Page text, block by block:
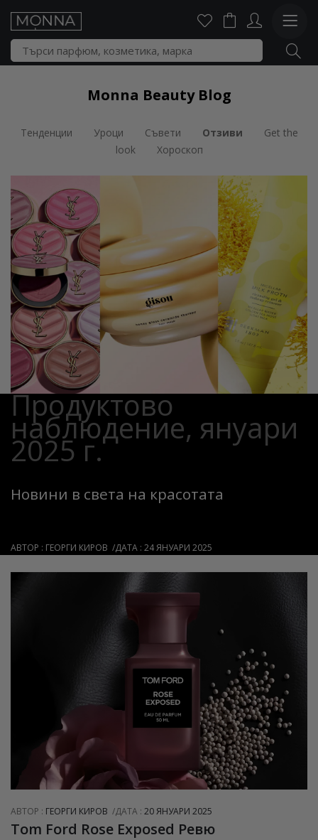
Monna Beauty Blog
Тенденции Уроци Съвети Отзиви
Get the
look
Хороскоп
Продуктово
наблюдение, януари
2025 г.
Новини в света на красотата
АВТОР : ГЕОРГИ КИРОВ ДАТА : 24 ЯНУАРИ 2025
АВТОР : ГЕОРГИ КИРОВ ДАТА : 20 ЯНУАРИ 2025
Tom Ford Rose Exposed Ревю